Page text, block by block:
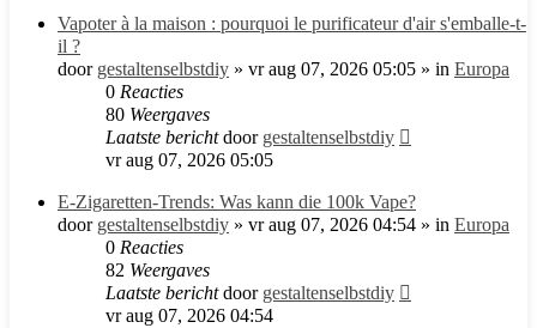
Vapoter à la maison : pourquoi le purificateur d'air s'emballe-t-
il ?
door gestaltenselbstdiy » vr aug 07, 2026 05:05 » in Europa
0 Reacties
80 Weergaves
Laatste berichtdoor gestaltenselbstdiy
vr aug 07, 2026 05:05
E-Zigaretten-Trends: Was kann die 100k Vape?
door gestaltenselbstdiy » vr aug 07, 2026 04:54 » in Europa
0 Reacties
82 Weergaves
Laatste berichtdoor gestaltenselbstdiy
vr aug 07, 2026 04:54